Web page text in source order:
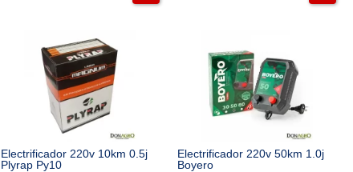
Electrificador 220v 10km 0.5j
Plyrap Py10
Electrificador 220v 50km 1.0j
Boyero